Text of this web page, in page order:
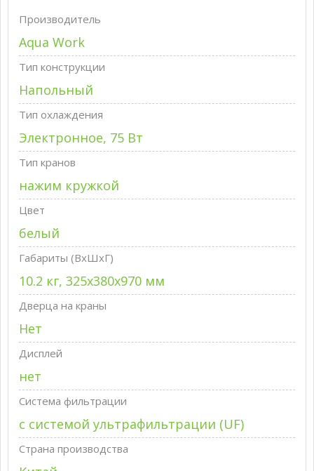
Производитель
Aqua Work
Тип конструкции
Напольный
Тип охлаждения
Электронное, 75 Вт
Тип кранов
нажим кружкой
Цвет
белый
Габариты (ВxШxГ)
10.2 кг, 325х380х970 мм
Дверца на краны
Нет
Дисплей
нет
Система фильтрации
с системой ультрафильтрации (UF)
Страна производства